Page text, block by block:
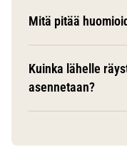
Mitä pitää
Kuinka lähelle
asennetaan?